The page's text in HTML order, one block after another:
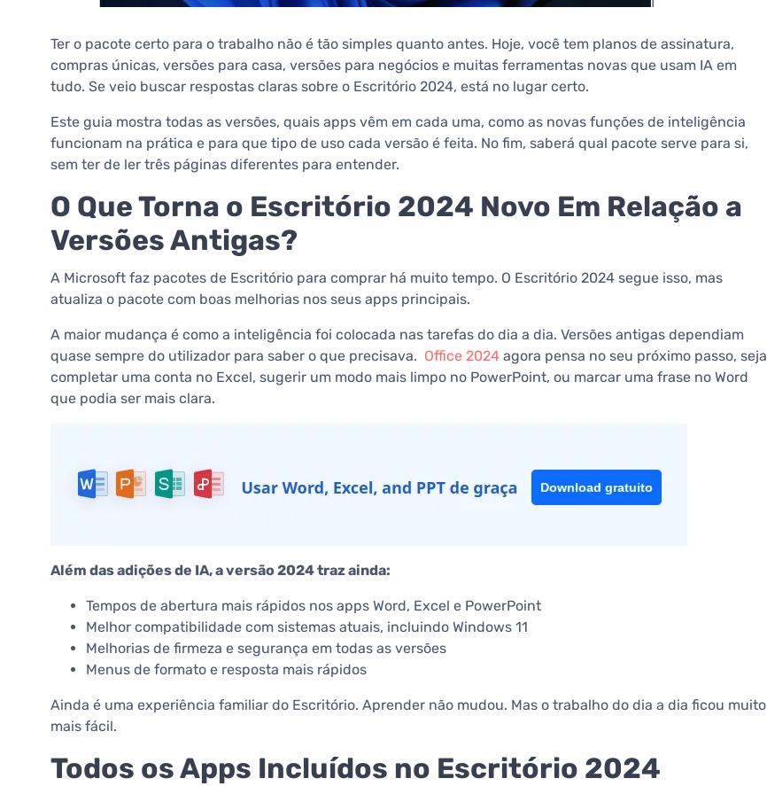
Ter o pacote certo para o trabalho não é tão simples quanto antes. Hoje, você tem planos de assinatura,
compras únicas, versões para casa, versões para negócios e muitas ferramentas novas que usam IA em
tudo. Se veio buscar respostas claras sobre o Escritório 2024, está no lugar certo.
Este guia mostra todas as versões, quais apps vêm em cada uma, como as novas funções de inteligência
funcionam na prática e para que tipo de uso cada versão é feita. No fim, saberá qual pacote serve para si,
sem ter de ler três páginas diferentes para entender.
O Que Torna o Escritório 2024 Novo Em Relação a
Versões Antigas?
A Microsoft faz pacotes de Escritório para comprar há muito tempo. O Escritório 2024 segue isso, mas
atualiza o pacote com boas melhorias nos seus apps principais.
A maior mudança é como a inteligência foi colocada nas tarefas do dia a dia. Versões antigas dependiam
quase sempre do utilizador para saber o que precisava. Office 2024 agora pensa no seu próximo passo, seja
completar uma conta no Excel, sugerir um modo mais limpo no PowerPoint, ou marcar uma frase no Word
que podia ser mais clara.
Além das adições de IA, a versão 2024 traz ainda:
Tempos de abertura mais rápidos nos apps Word, Excel e PowerPoint
Melhor compatibilidade com sistemas atuais, incluindo Windows 11
Melhorias de firmeza e segurança em todas as versões
Menus de formato e resposta mais rápidos
Ainda é uma experiência familiar do Escritório. Aprender não mudou. Mas o trabalho do dia a dia ficou muito
mais fácil.
Todos os Apps Incluídos no Escritório 2024